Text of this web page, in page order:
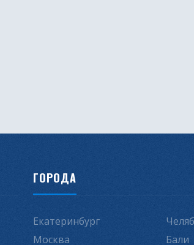
ГОРОДА
Екатеринбург
Москва
Бали